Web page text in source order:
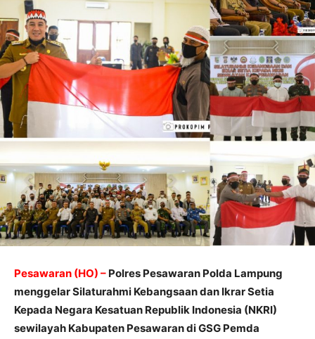
Pesawaran (HO) – Polres Pesawaran Polda Lampung
menggelar Silaturahmi Kebangsaan dan Ikrar Setia
Kepada Negara Kesatuan Republik Indonesia (NKRI)
sewilayah Kabupaten Pesawaran di GSG Pemda